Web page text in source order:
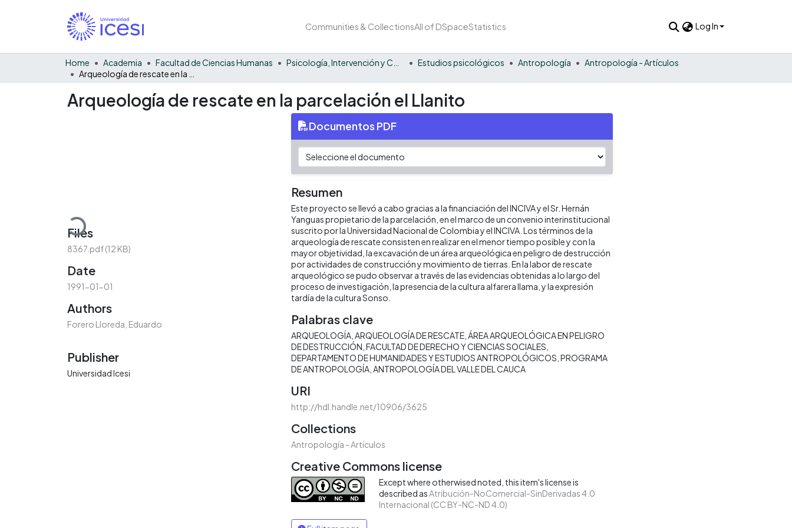
Communities & CollectionsAll of DSpaceStatistics Log In
Home Academia Facultad de Ciencias Humanas Estudios psicológicos Antropología
Antropología - Artículos
Arqueología de rescate en la parcelación el Llanito
Loading...
Files
8367.pdf(12 KB)
Date
1991-01-01
Authors
Forero Lloreda, Eduardo
Publisher
Universidad Icesi
Documentos PDF
Resumen
Este proyecto se llevó a cabo gracias a la financiación del INCIVA y el Sr. Hernán
Yanguas propietario de la parcelación, en el marco de un convenio interinstitucional
suscrito por la Universidad Nacional de Colombia y el INCIVA. Los términos de la
arqueología de rescate consisten en realizar en el menor tiempo posible y con la
mayor objetividad, la excavación de un área arqueológica en peligro de destrucción
por actividades de construcción y movimiento de tierras. En la labor de rescate
arqueológico se pudo observar a través de las evidencias obtenidas a lo largo del
proceso de investigación, la presencia de la cultura alfarera Ilama, y la expresión
tardía de la cultura Sonso.
Palabras clave
ARQUEOLOGÍA ARQUEOLOGÍA DE RESCATE ÁREA ARQUEOLÓGICA EN PELIGRO
DE DESTRUCCIÓN FACULTAD DE DERECHO Y CIENCIAS SOCIALES
DEPARTAMENTO DE HUMANIDADES Y ESTUDIOS ANTROPOLÓGICOS PROGRAMA
DE ANTROPOLOGÍA ANTROPOLOGÍA DEL VALLE DEL CAUCA
URI
http://hdl.handle.net/10906/3625
Collections
Antropología - Artículos
Creative Commons license
Except where otherwised noted, this item's license is
described as Atribución-NoComercial-SinDerivadas 4.0
Internacional (CC BY-NC-ND 4.0)